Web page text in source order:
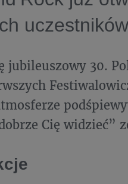
30.
Cię widzieć”